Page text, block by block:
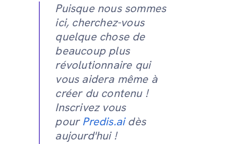
Puisque nous sommes
ici, cherchez-vous
quelque chose de
beaucoup plus
révolutionnaire qui
vous aidera même à
créer du contenu !
Inscrivez vous
pourPredis.aidès
aujourd'hui !